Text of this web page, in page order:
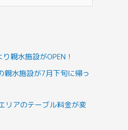
親水施設がOPEN！
親水施設が7月下旬に帰っ
リアのテーブル料金が変